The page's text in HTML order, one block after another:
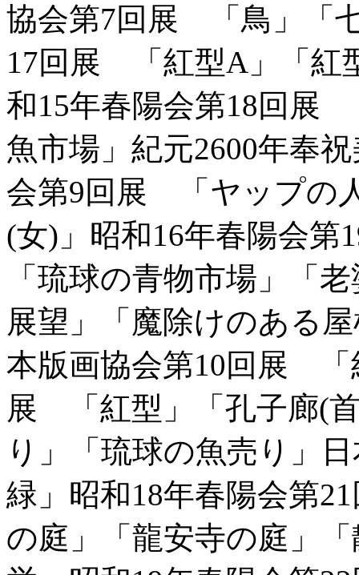
協会第7回展 「鳥」「
17回展 「紅型A」「紅
和15年春陽会第18回展
魚市場」紀元2600年奉
会第9回展 「ヤップの
(女)」昭和16年春陽会
「琉球の青物市場」「
展望」「魔除けのある
本版画協会第10回展 「
展 「紅型」「孔子廊(
り」「琉球の魚売り」
緑」昭和18年春陽会第
の庭」「龍安寺の庭」